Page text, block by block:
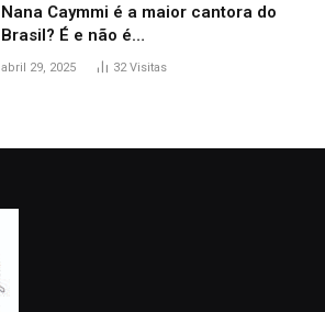
Nana Caymmi é a maior cantora do
Brasil? É e não é…
abril 29, 2025 32Visitas